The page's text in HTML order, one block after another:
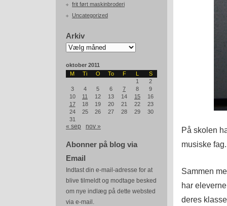
frit ført maskinbroderi
Uncategorized
Arkiv
Arkiv
oktober 2011
M
Ti O To F L
S
1
2
3
4 5 6 7 8
9
10
11 12 13 14 15
16
17
18 19 20 21 22
23
24
25 26 27 28 29
30
31
« sep nov »
Abonner på blog via
Email
Indtast din e-mail-adresse for at
blive tilmeldt og modtage besked
om nye indlæg på dette websted
via e-mail.
På skolen
musiske fag.
Sammen
har
deres